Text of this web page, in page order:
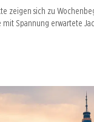
zeigen sich zu
Spannung erwartete